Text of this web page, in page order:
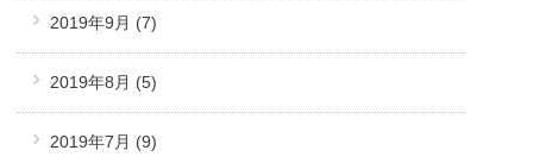
2019年9月 (7)
2019年8月 (5)
2019年7月 (9)